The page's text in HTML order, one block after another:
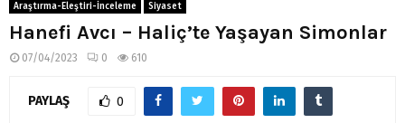
Araştırma-Eleştiri-İnceleme Siyaset
Hanefi Avcı – Haliç’te Yaşayan Simonlar
07/04/2023 0 610
PAYLAŞ 0